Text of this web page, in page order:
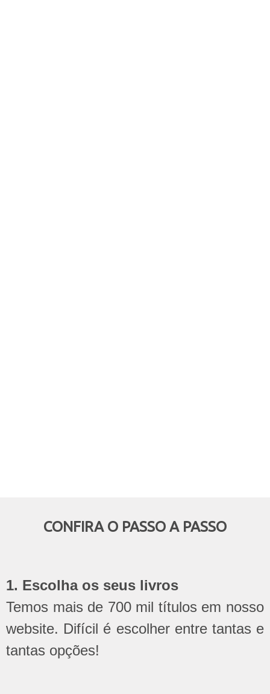
CONFIRA O PASSO A PASSO
1. Escolha os seus livros
Temos mais de 700 mil títulos em nosso
website. Difícil é escolher entre tantas e
tantas opções!